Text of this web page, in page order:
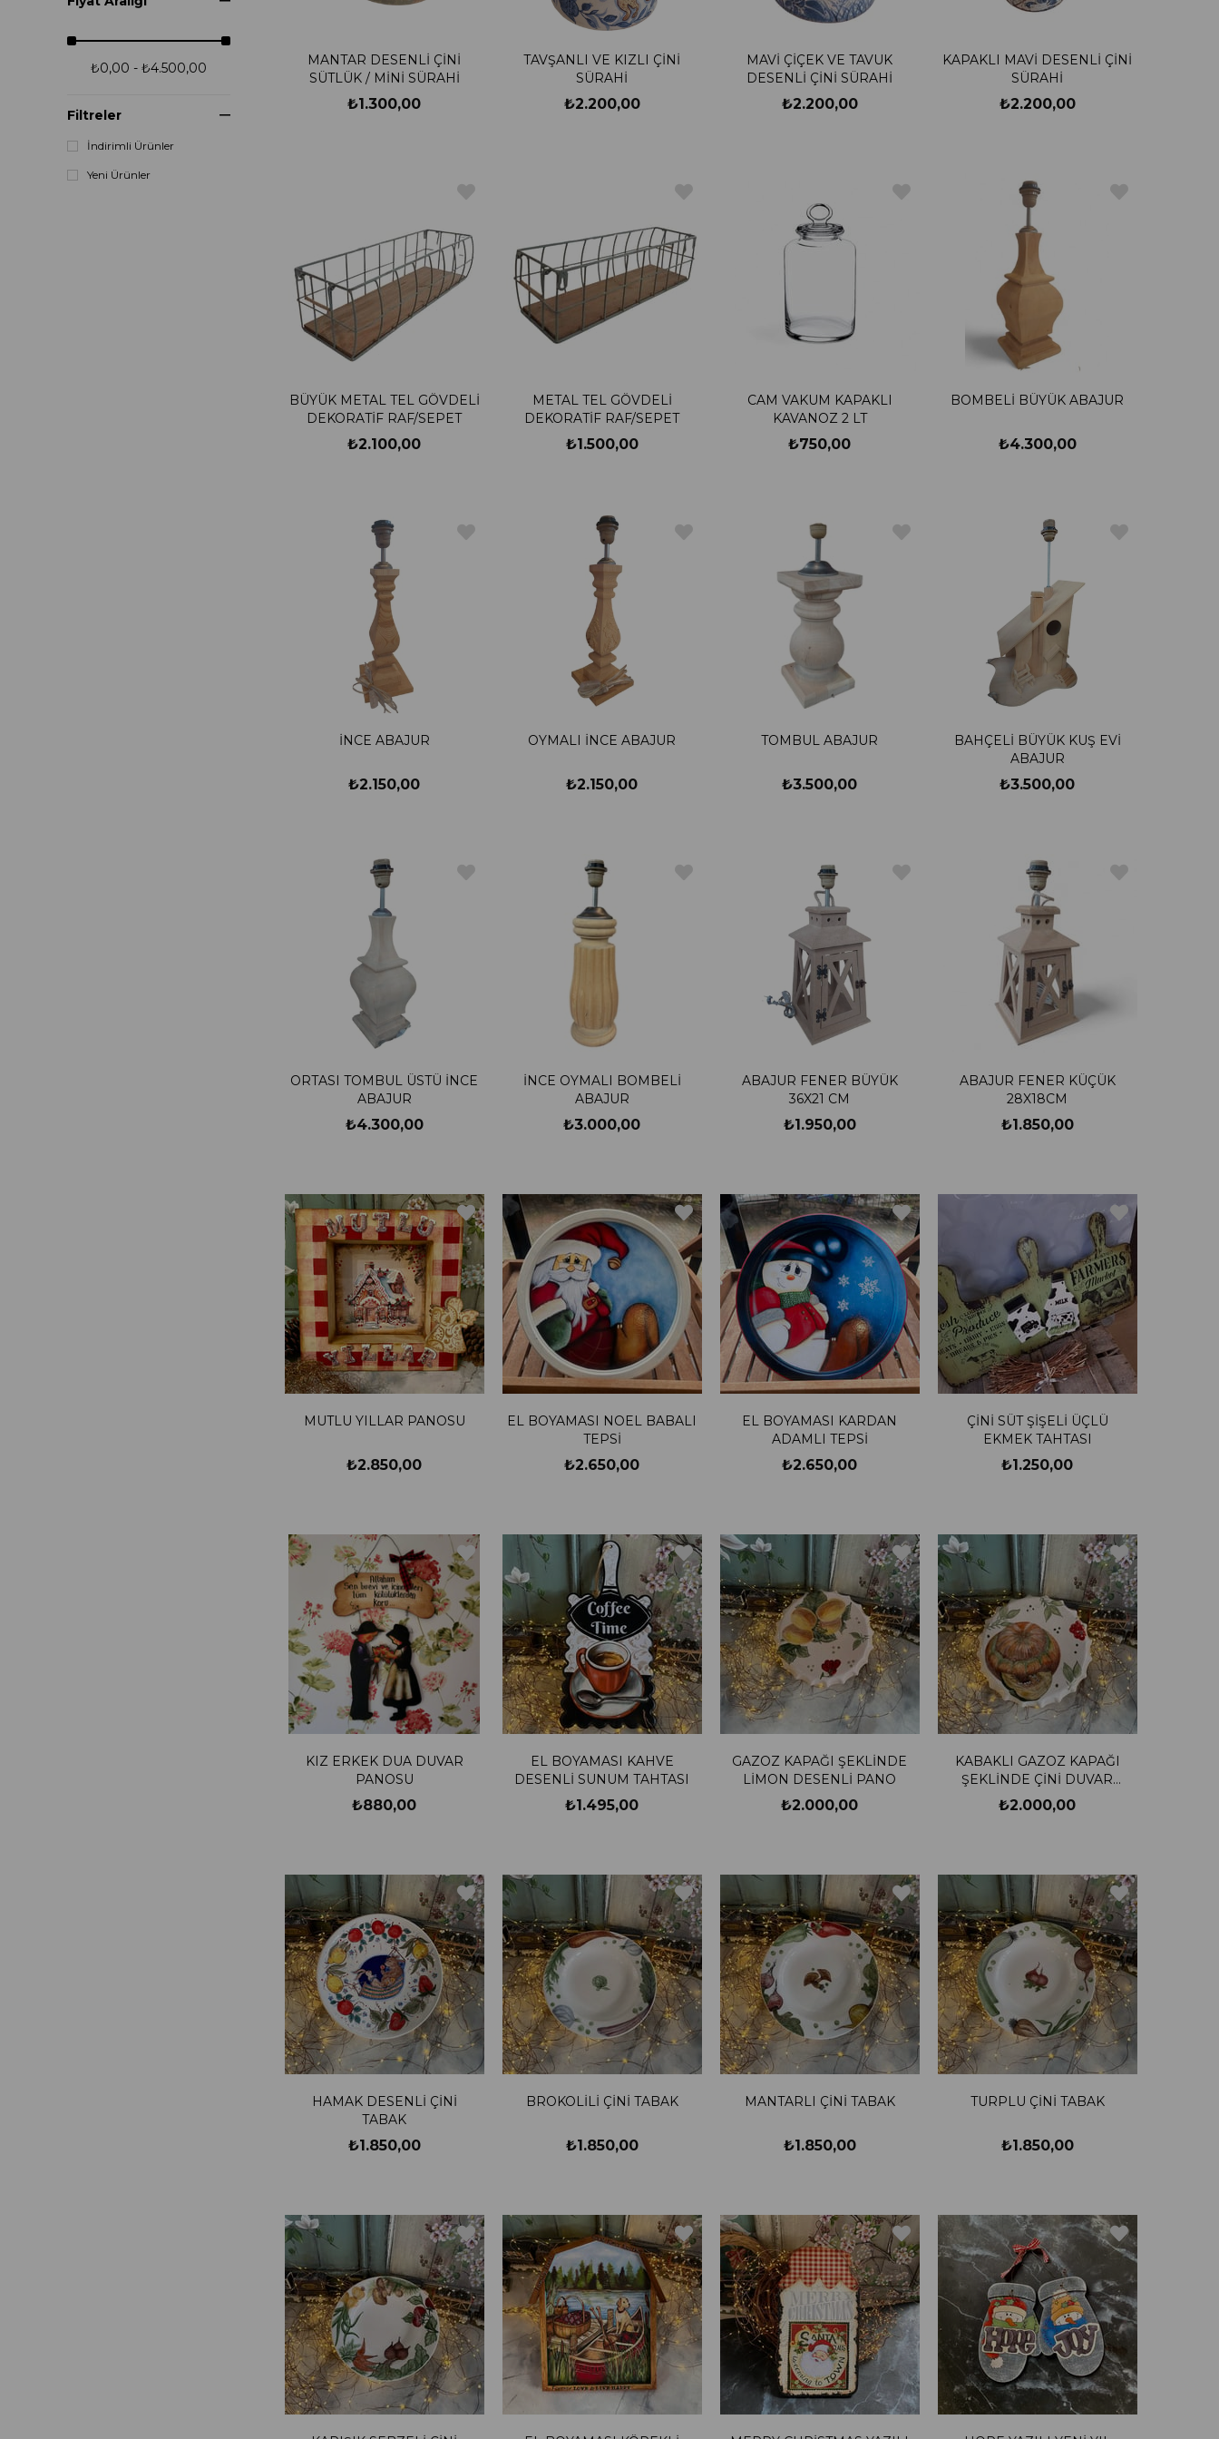
25X25
30X30
36X19
₺0,00 - ₺4.500,00
Filtreler
İndirimli Ürünler
Yeni Ürünler
MANTAR DESENLİ ÇİNİ
SÜTLÜK / MİNİ SÜRAHİ
₺1.300,00
TAVŞANLI VE KIZLI ÇİNİ
SÜRAHİ
₺2.200,00
MAVİ ÇİÇEK VE TAVUK
DESENLİ ÇİNİ SÜRAHİ
₺2.200,00
KAPAKLI MAVİ DESENLİ ÇİNİ
SÜRAHİ
₺2.200,00
BÜYÜK METAL TEL GÖVDELİ
DEKORATİF RAF/SEPET
₺2.100,00
METAL TEL GÖVDELİ
DEKORATİF RAF/SEPET
₺1.500,00
CAM VAKUM KAPAKLI
KAVANOZ 2 LT
₺750,00
BOMBELİ BÜYÜK ABAJUR
₺4.300,00
İNCE ABAJUR
₺2.150,00
OYMALI İNCE ABAJUR
₺2.150,00
TOMBUL ABAJUR
₺3.500,00
BAHÇELİ BÜYÜK KUŞ EVİ
ABAJUR
₺3.500,00
ORTASI TOMBUL ÜSTÜ İNCE
ABAJUR
₺4.300,00
İNCE OYMALI BOMBELİ
ABAJUR
₺3.000,00
ABAJUR FENER BÜYÜK
36X21 CM
₺1.950,00
ABAJUR FENER KÜÇÜK
28X18CM
₺1.850,00
MUTLU YILLAR PANOSU
₺2.850,00
EL BOYAMASI NOEL BABALI
TEPSİ
₺2.650,00
EL BOYAMASI KARDAN
ADAMLI TEPSİ
₺2.650,00
ÇİNİ SÜT ŞİŞELİ ÜÇLÜ
EKMEK TAHTASI
₺1.250,00
KIZ ERKEK DUA DUVAR
PANOSU
₺880,00
EL BOYAMASI KAHVE
DESENLİ SUNUM TAHTASI
₺1.495,00
GAZOZ KAPAĞI ŞEKLİNDE
LİMON DESENLİ PANO
₺2.000,00
KABAKLI GAZOZ KAPAĞI
ŞEKLİNDE ÇİNİ DUVAR
PANOSU
₺2.000,00
HAMAK DESENLİ ÇİNİ
TABAK
₺1.850,00
BROKOLİLİ ÇİNİ TABAK
₺1.850,00
MANTARLI ÇİNİ TABAK
₺1.850,00
TURPLU ÇİNİ TABAK
₺1.850,00